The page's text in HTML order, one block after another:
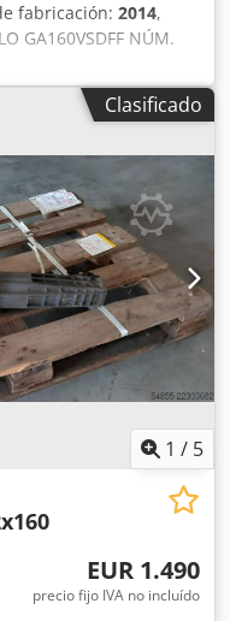
fabricación: 2014,
GA160VSDFF NÚM.
(kW) 186 CAUDAL
HORAS
DE
Amajkr
EN TANQUE
3 NUEVO/USADO
Clasificado
1 / 5
EUR 1.490
precio fijo IVA no incluído